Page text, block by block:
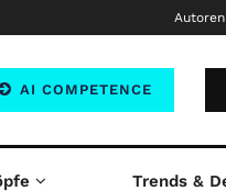
Autoren
AI COMPETENCE
Trends &